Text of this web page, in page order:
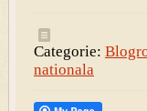
Categorie:
nationala